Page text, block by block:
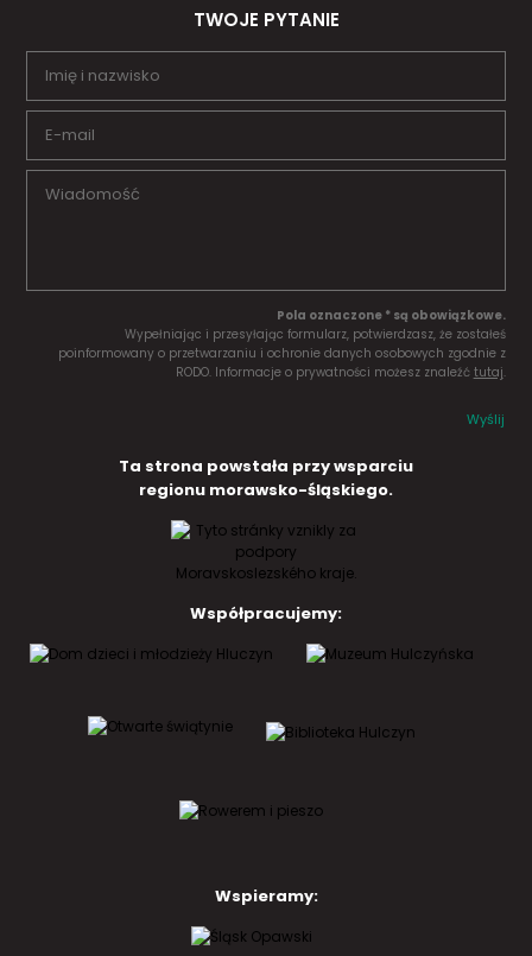
TWOJE PYTANIE
Pola oznaczone * są obowiązkowe.
Wypełniając i przesyłając formularz, potwierdzasz, że zostałeś
poinformowany o przetwarzaniu i ochronie danych osobowych zgodnie z
RODO. Informacje o prywatności możesz znaleźć tutaj.
Wyślij
Ta strona powstała przy wsparciu
regionu morawsko-śląskiego.
Współpracujemy:
Wspieramy: